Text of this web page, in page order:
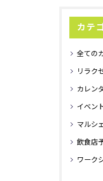
カテ
全ての
リラク
カレン
イベン
マルシ
飲食店
ワーク